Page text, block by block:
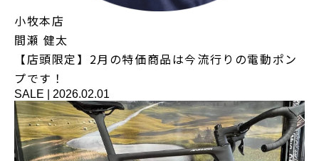
小牧本店
間瀬 健太
【店頭限定】2月の特価商品は今流行りの電動ポン
プです！
SALE 2026.02.01